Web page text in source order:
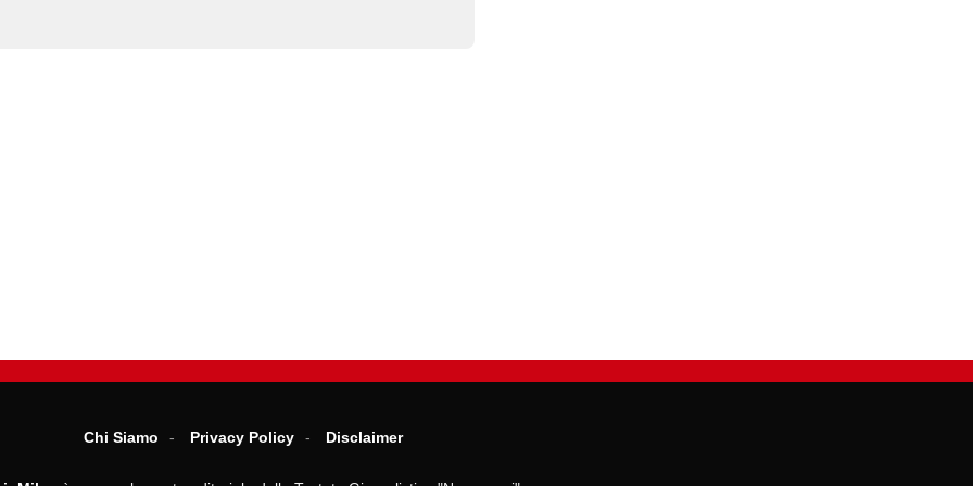
Chi Siamo Privacy Policy Disclaimer